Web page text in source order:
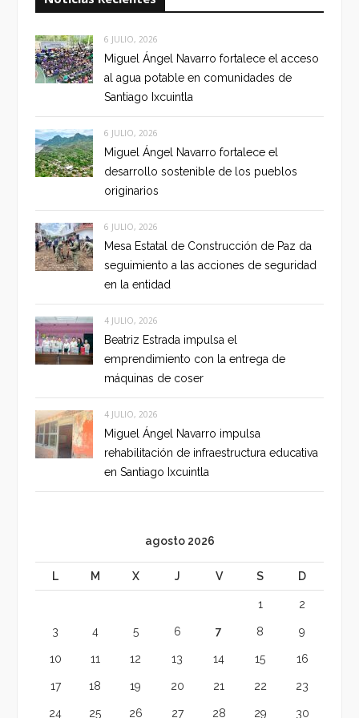
6 JULIO, 2026
Miguel Ángel Navarro fortalece el acceso
al agua potable en comunidades de
Santiago Ixcuintla
6 JULIO, 2026
Miguel Ángel Navarro fortalece el
desarrollo sostenible de los pueblos
originarios
6 JULIO, 2026
Mesa Estatal de Construcción de Paz da
seguimiento a las acciones de seguridad
en la entidad
4 JULIO, 2026
Beatriz Estrada impulsa el
emprendimiento con la entrega de
máquinas de coser
4 JULIO, 2026
Miguel Ángel Navarro impulsa
rehabilitación de infraestructura educativa
en Santiago Ixcuintla
agosto 2026
L M X J V S D
1 2
3 4 5 6 7 8 9
10 11 12 13 14 15 16
17 18 19 20 21 22 23
24 25 26 27 28 29 30